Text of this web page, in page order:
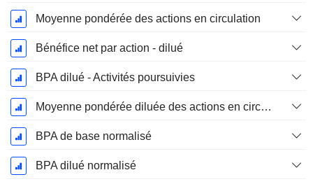
Moyenne pondérée des actions en circulation
Bénéfice net par action - dilué
BPA dilué - Activités poursuivies
Moyenne pondérée diluée des actions en circulation
BPA de base normalisé
BPA dilué normalisé